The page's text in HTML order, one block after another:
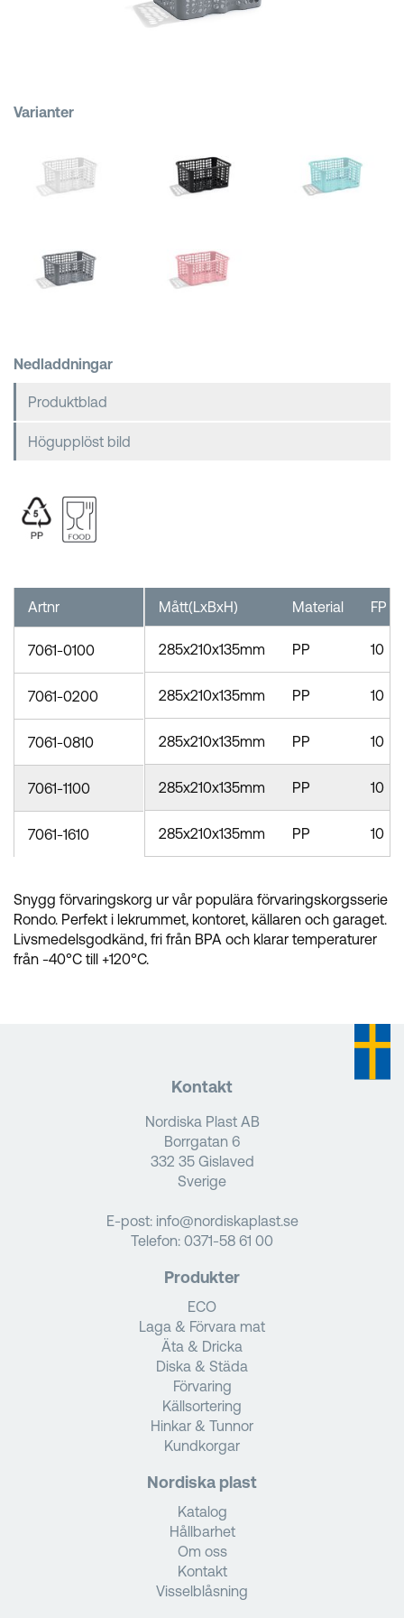
Kundkorgar
Varianter
Nedladdningar
Produktblad
Högupplöst bild
Mått(LxBxH) Material FP
285x210x135mm PP 10
285x210x135mm PP 10
285x210x135mm PP 10
285x210x135mm PP 10
285x210x135mm PP 10
Artnr
7061-0100
7061-0200
7061-0810
7061-1100
7061-1610
Snygg förvaringskorg ur vår populära förvaringskorgsserie
Rondo. Perfekt i lekrummet, kontoret, källaren och garaget.
Livsmedelsgodkänd, fri från BPA och klarar temperaturer
från -40°C till +120°C.
Kontakt
Nordiska Plast AB
Borrgatan 6
332 35 Gislaved
Sverige
E-post: info@nordiskaplast.se
Telefon: 0371-58 61 00
Produkter
ECO
Laga & Förvara mat
Äta & Dricka
Diska & Städa
Förvaring
Källsortering
Hinkar & Tunnor
Kundkorgar
Nordiska plast
Katalog
Hållbarhet
Om oss
Kontakt
Visselblåsning